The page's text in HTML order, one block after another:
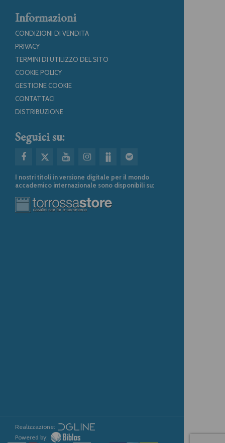
Informazioni
CONDIZIONI DI VENDITA
PRIVACY
TERMINI DI UTILIZZO DEL SITO
COOKIE POLICY
GESTIONE COOKIE
CONTATTACI
DISTRIBUZIONE
Seguici su:
I nostri titoli in versione digitale per il mondo
accademico internazionale sono disponibili su:
Realizzazione:
Powered by: